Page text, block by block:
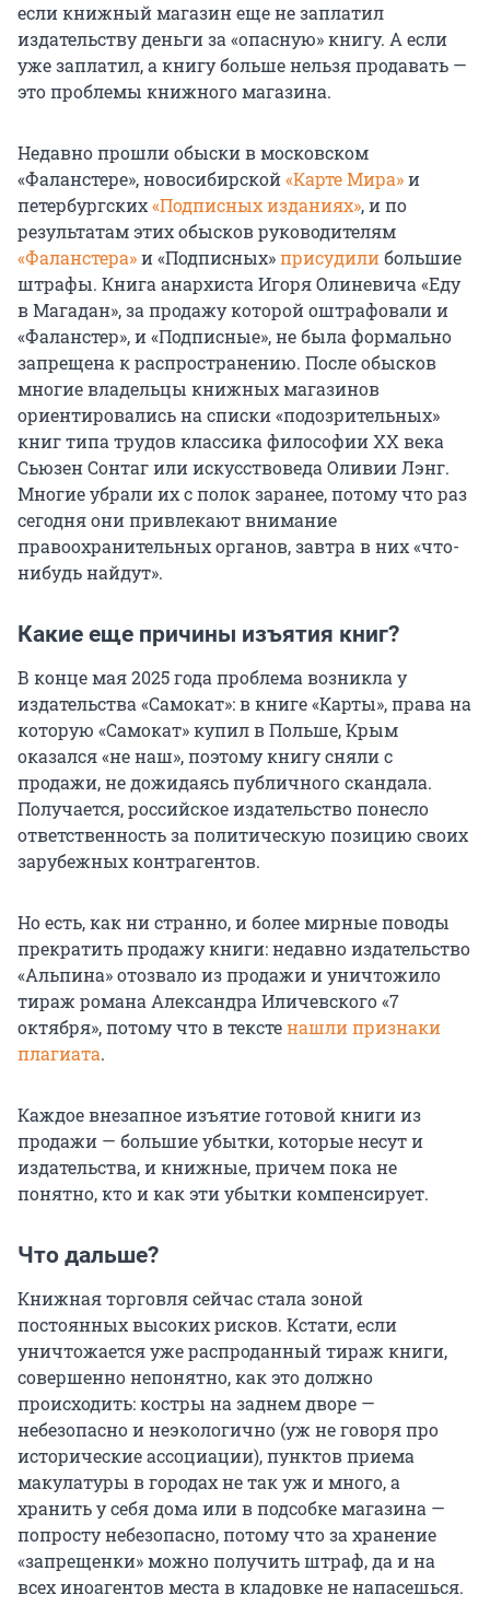
если книжный магазин еще не заплатил
издательству деньги за «опасную» книгу. А если
уже заплатил, а книгу больше нельзя продавать —
это проблемы книжного магазина.
Недавно прошли обыски в московском
«Фаланстере», новосибирской«Карте Мира»и
петербургских«Подписных изданиях», и по
результатам этих обысков руководителям
«Фаланстера»и «Подписных»присудилибольшие
штрафы. Книга анархиста Игоря Олиневича «Еду
в Магадан», за продажу которой оштрафовали и
«Фаланстер», и «Подписные», не была формально
запрещена к распространению. После обысков
многие владельцы книжных магазинов
ориентировались на списки «подозрительных»
книг типа трудов классика философии ХХ века
Сьюзен Сонтаг или искусствоведа Оливии Лэнг.
Многие убрали их с полок заранее, потому что раз
сегодня они привлекают внимание
правоохранительных органов, завтра в них «что-
нибудь найдут».
Какие еще причины изъятия книг?
В конце мая 2025 года проблема возникла у
издательства «Самокат»: в книге «Карты», права на
которую «Самокат» купил в Польше, Крым
оказался «не наш», поэтому книгу сняли с
продажи, не дожидаясь публичного скандала.
Получается, российское издательство понесло
ответственность за политическую позицию своих
зарубежных контрагентов.
Но есть, как ни странно, и более мирные поводы
прекратить продажу книги: недавно издательство
«Альпина» отозвало из продажи и уничтожило
тираж романа Александра Иличевского «7
октября», потому что в текстенашли признаки
плагиата.
Каждое внезапное изъятие готовой книги из
продажи — большие убытки, которые несут и
издательства, и книжные, причем пока не
понятно, кто и как эти убытки компенсирует.
Что дальше?
Книжная торговля сейчас стала зоной
постоянных высоких рисков. Кстати, если
уничтожается уже распроданный тираж книги,
совершенно непонятно, как это должно
происходить: костры на заднем дворе —
небезопасно и неэкологично (уж не говоря про
исторические ассоциации), пунктов приема
макулатуры в городах не так уж и много, а
хранить у себя дома или в подсобке магазина —
попросту небезопасно, потому что за хранение
«запрещенки» можно получить штраф, да и на
всех иноагентов места в кладовке не напасешься.